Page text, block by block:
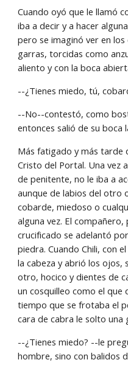
Cuando oyó que le llamó
iba a decir y a hacer
pero se imaginó ver en
garras, torcidas como
aliento y con la boca
--¿Tienes miedo, tú,
--No--contestó, como
entonces salió de su boca
Más fatigado y más tarde
Cristo del Portal. Una vez
de penitente, no le iba a
aunque de labios del otro
cobarde, miedoso o
alguna vez. El
crucificado se adelantó
piedra. Cuando Chili, con
la cabeza y abrió los ojos,
otro, hocico y dientes de
un cosquilleo como el que
tiempo que se frotaba el
cara de cabra le solto una
--¿Tienes miedo? --le
hombre, sino con balidos